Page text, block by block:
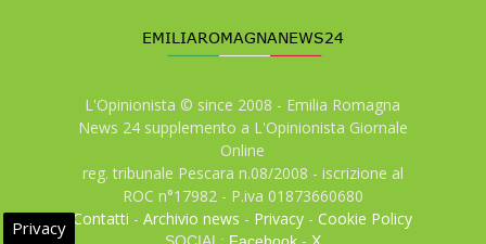
L'Opinionista © since 2008 - Emilia Romagna
News 24 supplemento a L'Opinionista Giornale
Online
reg. tribunale Pescara n.08/2008 - iscrizione al
ROC n°17982 - P.iva 01873660680
Contatti -Archivio news - Privacy -Cookie Policy
Privacy